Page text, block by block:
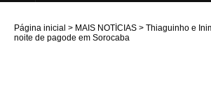
Página inicial MAIS NOTÍCIAS
Thiaguinho e
noite de pagode em Sorocaba